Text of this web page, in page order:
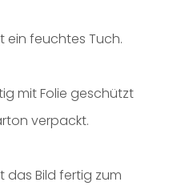
ein feuchtes Tuch.
mit Folie geschützt
verpackt.
das Bild fertig zum